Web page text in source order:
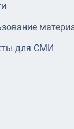
для СМИ